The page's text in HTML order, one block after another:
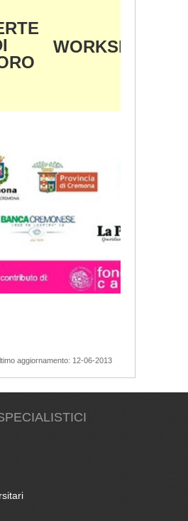
WORKSHOP
aggiornamento: 12-06-2013